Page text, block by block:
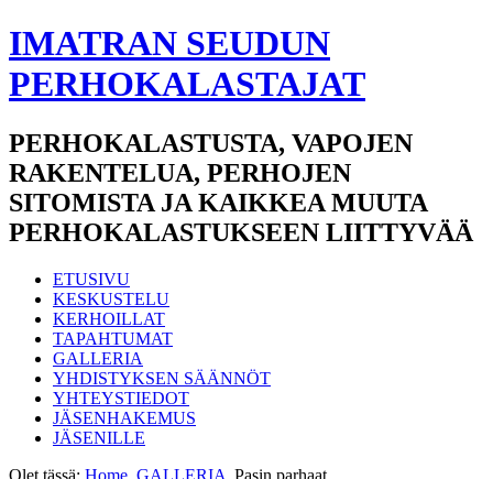
IMATRAN SEUDUN
PERHOKALASTAJAT
PERHOKALASTUSTA, VAPOJEN
RAKENTELUA, PERHOJEN
SITOMISTA JA KAIKKEA MUUTA
PERHOKALASTUKSEEN LIITTYVÄÄ
ETUSIVU
KESKUSTELU
KERHOILLAT
TAPAHTUMAT
GALLERIA
YHDISTYKSEN SÄÄNNÖT
YHTEYSTIEDOT
JÄSENHAKEMUS
JÄSENILLE
Olet tässä: Home GALLERIA Pasin parhaat